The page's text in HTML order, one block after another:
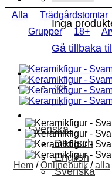
Inga
Gå tillbaka
Sök
efter:
Svenska
Deutsch
English
Svenska
Alla Trädgårdstomtar
Grupper
18+
Hem / Onlinebutik / alla